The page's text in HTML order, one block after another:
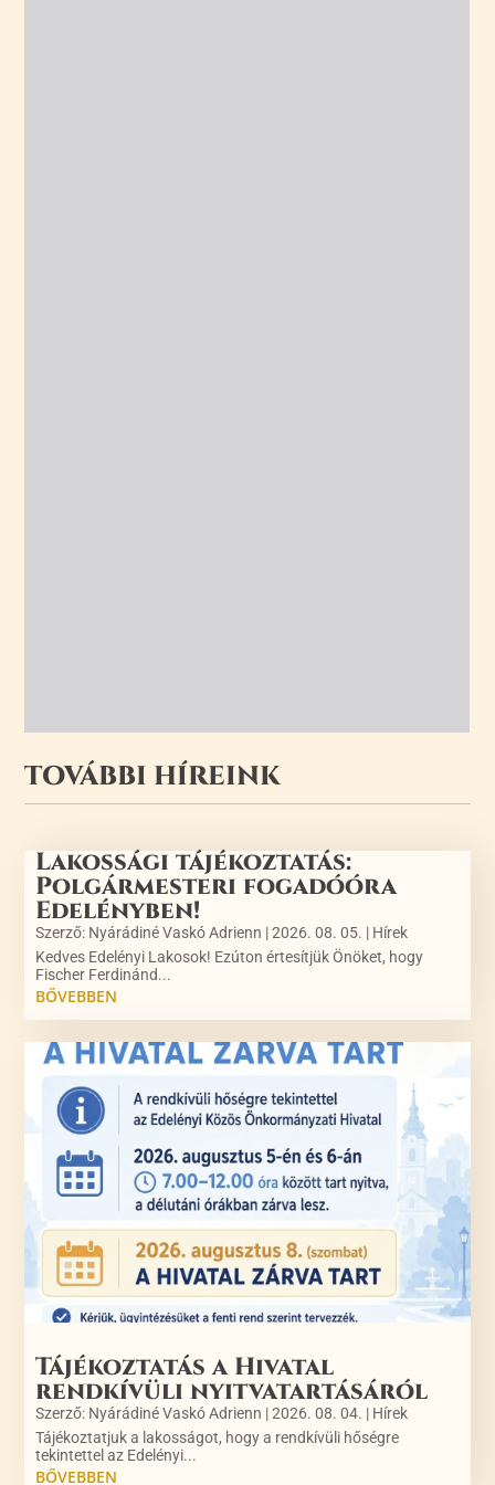
TOVÁBBI HÍREINK
Lakossági tájékoztatás:
Polgármesteri fogadóóra
Edelényben!
Szerző: Nyárádiné Vaskó Adrienn |2026. 08. 05. | Hírek
Kedves Edelényi Lakosok! Ezúton értesítjük Önöket, hogy
Fischer Ferdinánd...
BŐVEBBEN
Tájékoztatás a Hivatal
rendkívüli nyitvatartásáról
Szerző: Nyárádiné Vaskó Adrienn |2026. 08. 04. | Hírek
Tájékoztatjuk a lakosságot, hogy a rendkívüli hőségre
tekintettel az Edelényi...
BŐVEBBEN